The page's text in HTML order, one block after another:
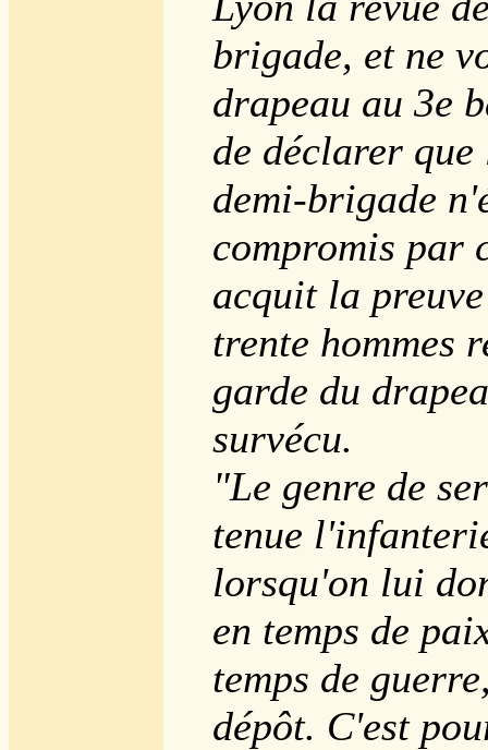
brigade, et ne
drapeau au 3e
de déclarer
demi-brigade
compromis par
acquit la
trente hommes
garde du
survécu.
"Le genre de
tenue
lorsqu'on lui
en temps de
temps de
dépôt. C'est